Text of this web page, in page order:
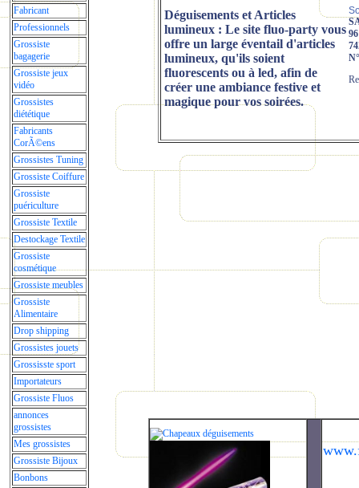
Fabricant
Professionnels
Grossiste
bagagerie
Grossiste jeux
vidéo
Grossistes
diététique
Fabricants
CorÃ©ens
Grossistes Tuning
Grossiste Coiffure
Grossiste
puériculture
Grossiste Textile
Destockage Textile
Grossiste
cosmétique
Grossiste meubles
Grossiste
Alimentaire
Drop shipping
Grossistes jouets
Grossisste sport
Importateurs
Grossiste Fluos
annonces
grossistes
Mes grossistes
Grossiste Bijoux
Bonbons
Déguisements et Articles
lumineux : Le site fluo-party vous
offre un large éventail d'articles
lumineux, qu'ils soient
fluorescents ou à led, afin de
créer une ambiance festive et
magique pour vos soirées.